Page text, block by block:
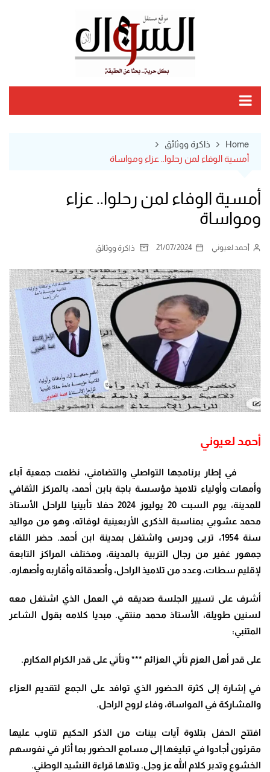
Home
ذاكرة ووثائق
أمسية الوفاء لمن رحلوا.. عزاء ومواساة
أمسية الوفاء لمن رحلوا.. عزاء
ومواساة
أحمد لعيوني 21/07/2024 ذاكرة ووثائق
أحمد لعيوني
في إطار برنامجها التواصلي والتضامني، نظمت جمعية آباء
وأمهات وأولياء تلاميذ مؤسسة باجة بابن أحمد، بالمركز الثقافي
للمدينة، يوم السبت 20 يوليوز 2024 حفلا تأبينيا للراحل الأستاذ
محمد عشوبي بمناسبة الذكرى الأربعينية لوفاته، وهو من مواليد
سنة 1954، تربى ودرس واشتغل بمدينة ابن أحمد. حضر اللقاء
جمهور غفير من رجال التربية بالمدينة، ومختلف المراكز التابعة
لإقليم سطات، وعدد من تلاميذ الراحل، وأصدقائه وأقاربه وأصهاره.
أشرف على تسيير الجلسة صديقه في العمل الذي اشتغل معه
لسنين طويلة، الأستاذ محمد منتقي. مبديا كلامه بقول الشاعر
المتنبي:
على قدر أهل العزم تأتي العزائم *** وتأتي على قدر الكرام المكارم.
في إشارة إلى كثرة الحضور الذي توافد على الجمع لتقديم العزاء
والمشاركة في المواساة، وفاء لروح الراحل.
افتتح الحفل بتلاوة آيات بينات من الذكر الحكيم تناوب عليها
مقرئون أجادوا في تبليغها إلى مسامع الحضور بما أثار في نفوسهم
الخشوع وتدبر كلام الله عز وجل. وتلاها قراءة النشيد الوطني.